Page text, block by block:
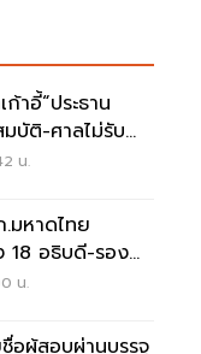
าอี้“ประธาน
ติ-ศาลไม่รับคำ
น.
มหาดไทย
อธิบดี-รอง
น.
อผู้สอบผ่านบรรจุ